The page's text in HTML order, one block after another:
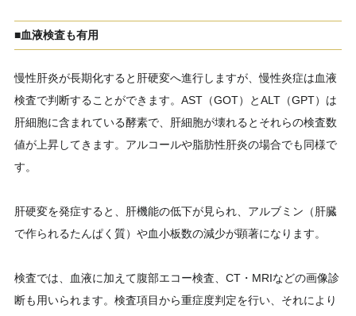
■血液検査も有用
慢性肝炎が長期化すると肝硬変へ進行しますが、慢性炎症は血液
検査で判断することができます。AST（GOT）とALT（GPT）は
肝細胞に含まれている酵素で、肝細胞が壊れるとそれらの検査数
値が上昇してきます。アルコールや脂肪性肝炎の場合でも同様で
す。
肝硬変を発症すると、肝機能の低下が見られ、アルブミン（肝臓
で作られるたんぱく質）や血小板数の減少が顕著になります。
検査では、血液に加えて腹部エコー検査、CT・MRIなどの画像診
断も用いられます。検査項目から重症度判定を行い、それにより